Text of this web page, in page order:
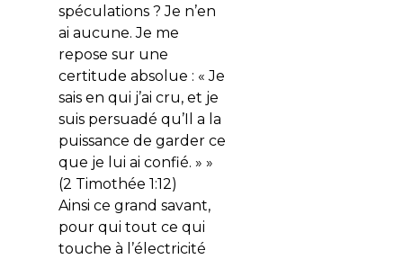
spéculations ? Je n’en
ai aucune. Je me
repose sur une
certitude absolue : « Je
sais en qui j’ai cru, et je
suis persuadé qu’Il a la
puissance de garder ce
que je lui ai confié. » »
(2 Timothée 1:12)
Ainsi ce grand savant,
pour qui tout ce qui
touche à l’électricité